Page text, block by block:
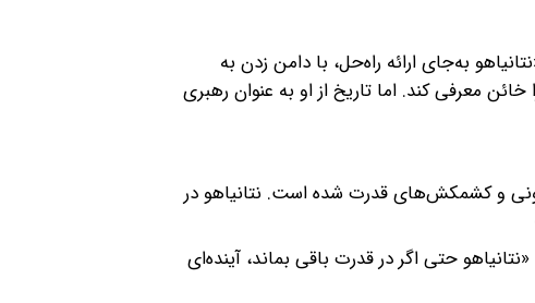
به‌جای ارائه راه‌حل، با دامن زدن به
را از خود سلب کند و معترضان را خائن معرفی کند. اما تاریخ از او به عنوان رهبری
درونی و کشمکش‌های قدرت شده است. نتانیاهو در
نامید و نوشت: «نتانیاهو حتی اگر در قدرت باقی بماند، آینده‌ای